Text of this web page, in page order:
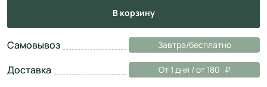
в корзину
Самовывоз Завтра/бесплатно
Доставка От 1 дня / от 180